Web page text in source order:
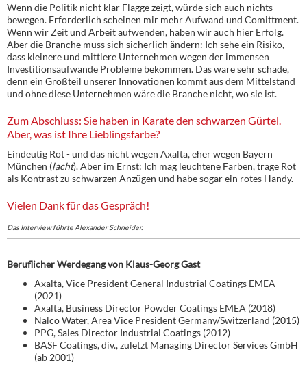
Wenn die Politik nicht klar Flagge zeigt, würde sich auch nichts
bewegen. Erforderlich scheinen mir mehr Aufwand und Comittment.
Wenn wir Zeit und Arbeit aufwenden, haben wir auch hier Erfolg.
Aber die Branche muss sich sicherlich ändern: Ich sehe ein Risiko,
dass kleinere und mittlere Unternehmen wegen der immensen
Investitionsaufwände Probleme bekommen. Das wäre sehr schade,
denn ein Großteil unserer Innovationen kommt aus dem Mittelstand
und ohne diese Unternehmen wäre die Branche nicht, wo sie ist.
Zum Abschluss: Sie haben in Karate den schwarzen Gürtel.
Aber, was ist Ihre Lieblingsfarbe?
Eindeutig Rot - und das nicht wegen Axalta, eher wegen Bayern
München (lacht). Aber im Ernst: Ich mag leuchtene Farben, trage Rot
als Kontrast zu schwarzen Anzügen und habe sogar ein rotes Handy.
Vielen Dank für das Gespräch!
Das Interview führte Alexander Schneider.
Beruflicher Werdegang von Klaus-Georg Gast
Axalta, Vice President General Industrial Coatings EMEA
(2021)
Axalta, Business Director Powder Coatings EMEA (2018)
Nalco Water, Area Vice President Germany/Switzerland (2015)
PPG, Sales Director Industrial Coatings (2012)
BASF Coatings, div., zuletzt Managing Director Services GmbH
(ab 2001)